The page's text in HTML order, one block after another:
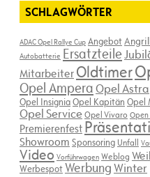
SCHLAGWÖRTER
ADAC Opel Rallye Cup Angebot
Autobatterie Ersatzteile
Mitarbeiter Oldtimer
Opel AmperaOpel Astra
Opel InsigniaOpel Kapitän Opel
Opel ServiceOpel Vivaro
Premierenfest
Showroom Sponsoring Unfall
Video Vorführwagen Weblog
WerbespotWerbungWinter